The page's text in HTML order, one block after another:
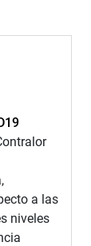
a las
niveles